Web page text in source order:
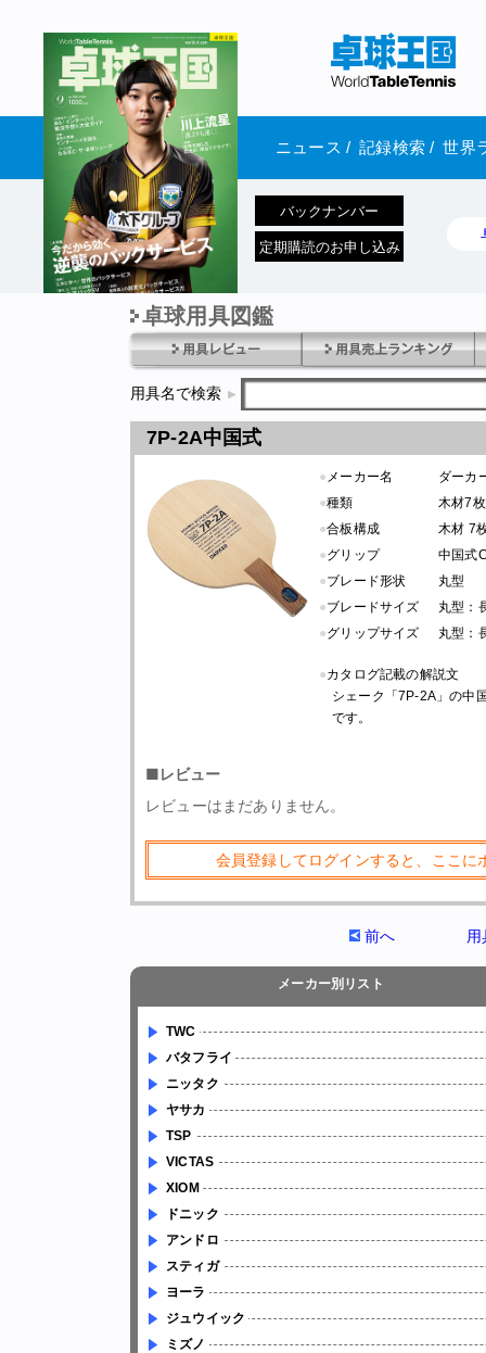
ニュース / 記録検索 / 世界
1970年1月01日 発売
バックナンバー
定期購読のお申し込み
卓球用具図鑑
用具名で検索
7P-2A中国式
● メーカー名
ダーカ
●種類
木材7枚
●合板構成
木材 7
●グリップ
中国式
●ブレード形状
丸型
●ブレードサイズ
丸型：
●グリップサイズ 丸型：
●カタログ記載の解説文
シェーク「7P-2A」の中
です。
■レビュー
レビューはまだありません。
会員登録してログインすると、ここ
前へ
メーカー別リスト
TWC
バタフライ
ニッタク
ヤサカ
TSP
VICTAS
XIOM
ドニック
アンドロ
スティガ
ヨーラ
ジュウイック
ミズノ